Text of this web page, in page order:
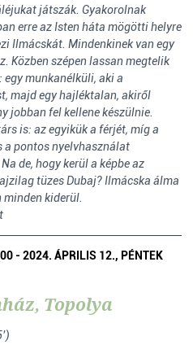
játszák. Gyakorolnak
erre az Isten háta mögötti helyre
Ilmácskát. Mindenkinek van egy
Közben szépen lassan megtelik
egy munkanélküli, aki a
majd egy hajléktalan, akiről
jobban fel kellene készülnie.
is: az egyikük a férjét, míg a
a pontos nyelvhasználat
de, hogy kerül a képbe az
tüzes Dubaj? Ilmácska álma
kiderül.
- 2024. ÁPRILIS 12., PÉNTEK
Topolya